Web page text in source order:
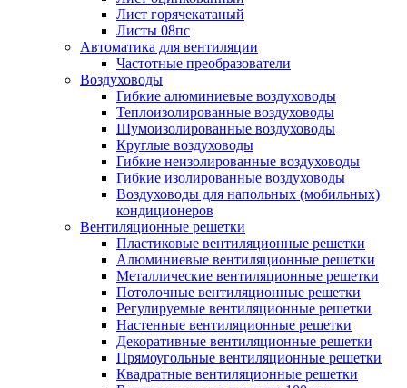
Лист горячекатаный
Листы 08пс
Автоматика для вентиляции
Частотные преобразователи
Воздуховоды
Гибкие алюминиевые воздуховоды
Теплоизолированные воздуховоды
Шумоизолированные воздуховоды
Круглые воздуховоды
Гибкие неизолированные воздуховоды
Гибкие изолированные воздуховоды
Воздуховоды для напольных (мобильных)
кондиционеров
Вентиляционные решетки
Пластиковые вентиляционные решетки
Алюминиевые вентиляционные решетки
Металлические вентиляционные решетки
Потолочные вентиляционные решетки
Регулируемые вентиляционные решетки
Настенные вентиляционные решетки
Декоративные вентиляционные решетки
Прямоугольные вентиляционные решетки
Квадратные вентиляционные решетки